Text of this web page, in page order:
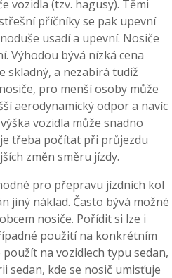
vozidla (tzv. hagusy). Těmi
příčníky se pak upevní
usadí a upevní. Nosiče
Výhodou bývá nízká cena
skladný, a nezabírá tudíž
pro menší osoby může
aerodynamický odpor a navíc
vozidla může snadno
třeba počítat při průjezdu
změn směru jízdy.
pro přepravu jízdních kol
jiný náklad. Často bývá možné
nosiče. Pořídit si lze i
použití na konkrétním
na vozidlech typu sedan,
sedan, kde se nosič umisťuje